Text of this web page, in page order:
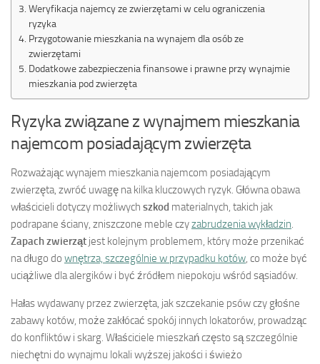
Weryfikacja najemcy ze zwierzętami w celu ograniczenia
ryzyka
Przygotowanie mieszkania na wynajem dla osób ze
zwierzętami
Dodatkowe zabezpieczenia finansowe i prawne przy wynajmie
mieszkania pod zwierzęta
Ryzyka związane z wynajmem mieszkania
najemcom posiadającym zwierzęta
Rozważając wynajem mieszkania najemcom posiadającym
zwierzęta, zwróć uwagę na kilka kluczowych ryzyk. Główna obawa
właścicieli dotyczy możliwych szkod materialnych, takich jak
podrapane ściany, zniszczone meble czyzabrudzenia wykładzin
Zapach zwierząt jest kolejnym problemem, który może przenikać
na długo do wnętrza, szczególnie w przypadku kotów , co może być
uciążliwe dla alergików i być źródłem niepokoju wśród sąsiadów.
Hałas wydawany przez zwierzęta, jak szczekanie psów czy głośne
zabawy kotów, może zakłócać spokój innych lokatorów, prowadząc
do konfliktów i skarg. Właściciele mieszkań często są szczególnie
niechętni do wynajmu lokali wyższej jakości i świeżo